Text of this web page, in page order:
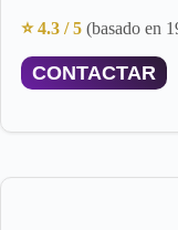
⭐ 4.3 / 5 (basado en
CONTACTAR